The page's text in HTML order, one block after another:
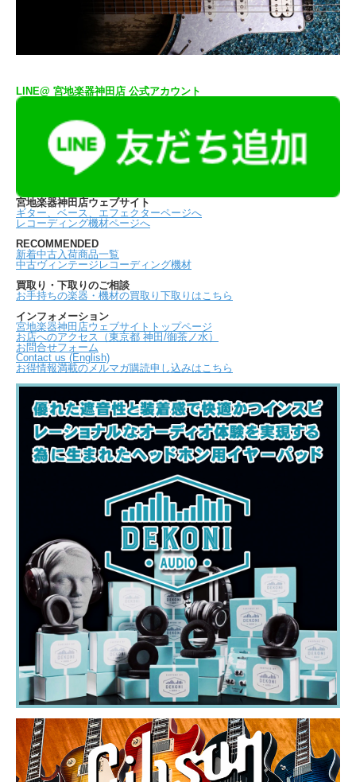
LINE@ 宮地楽器神田店 公式アカウント
宮地楽器神田店ウェブサイト
ギター、ベース、エフェクターページへ
レコーディング機材ページへ
RECOMMENDED
新着中古入荷商品一覧
中古ヴィンテージレコーディング機材
買取り・下取りのご相談
お手持ちの楽器・機材の買取り下取りはこちら
インフォメーション
宮地楽器神田店ウェブサイトトップページ
お店へのアクセス（東京都 神田/御茶ノ水）
お問合せフォーム
Contact us (English)
お得情報満載のメルマガ購読申し込みはこちら